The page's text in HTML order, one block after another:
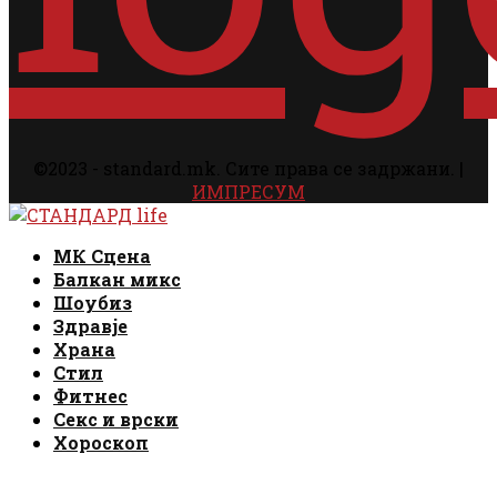
ИМПРЕСУМ
Facebook
Instagram
Email
Rss
МК Сцена
Балкан микс
Шоубиз
Здравје
Храна
Стил
Фитнес
Секс и врски
Хороскоп